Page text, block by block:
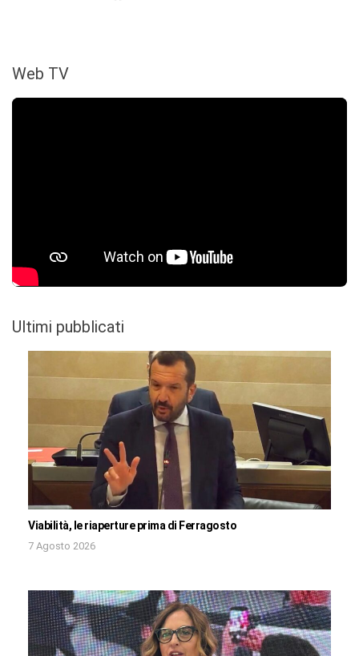
Web TV
Ultimi pubblicati
Viabilità, le riaperture prima di Ferragosto
7 Agosto 2026